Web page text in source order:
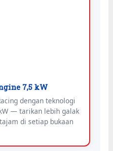
7,5 kW
dengan teknologi
— tarikan lebih galak
di setiap bukaan